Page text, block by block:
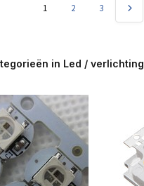
1 2 3
in Led / verlichting